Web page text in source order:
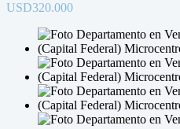
USD320.000